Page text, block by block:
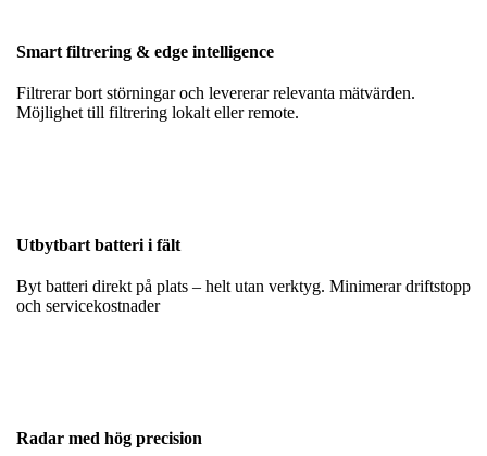
Smart filtrering & edge intelligence
Filtrerar bort störningar och levererar relevanta mätvärden.
Möjlighet till filtrering lokalt eller remote.
Utbytbart batteri i fält
Byt batteri direkt på plats – helt utan verktyg. Minimerar driftstopp
och servicekostnader
Radar med hög precision